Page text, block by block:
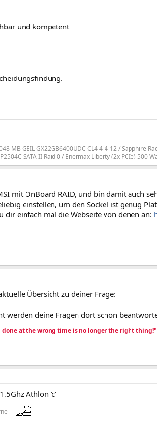
und kompetent
MB GEIL GX22GB6400UDC CL4 4-4-12 / Sapphire
SATA II Raid 0 / Enermax Liberty (2x PCIe) 500
mit OnBoard RAID, und bin damit auch
einstellen, um den Sockel ist genug
dir einfach mal die Webseite von denen an:
Übersicht zu deiner Frage:
werden deine Fragen dort schon
at the wrong time is no longer the right thing!"
Athlon 'c'